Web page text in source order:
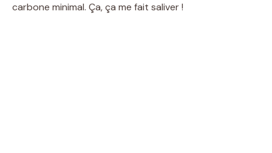
carbone minimal. Ça, ça me fait saliver !